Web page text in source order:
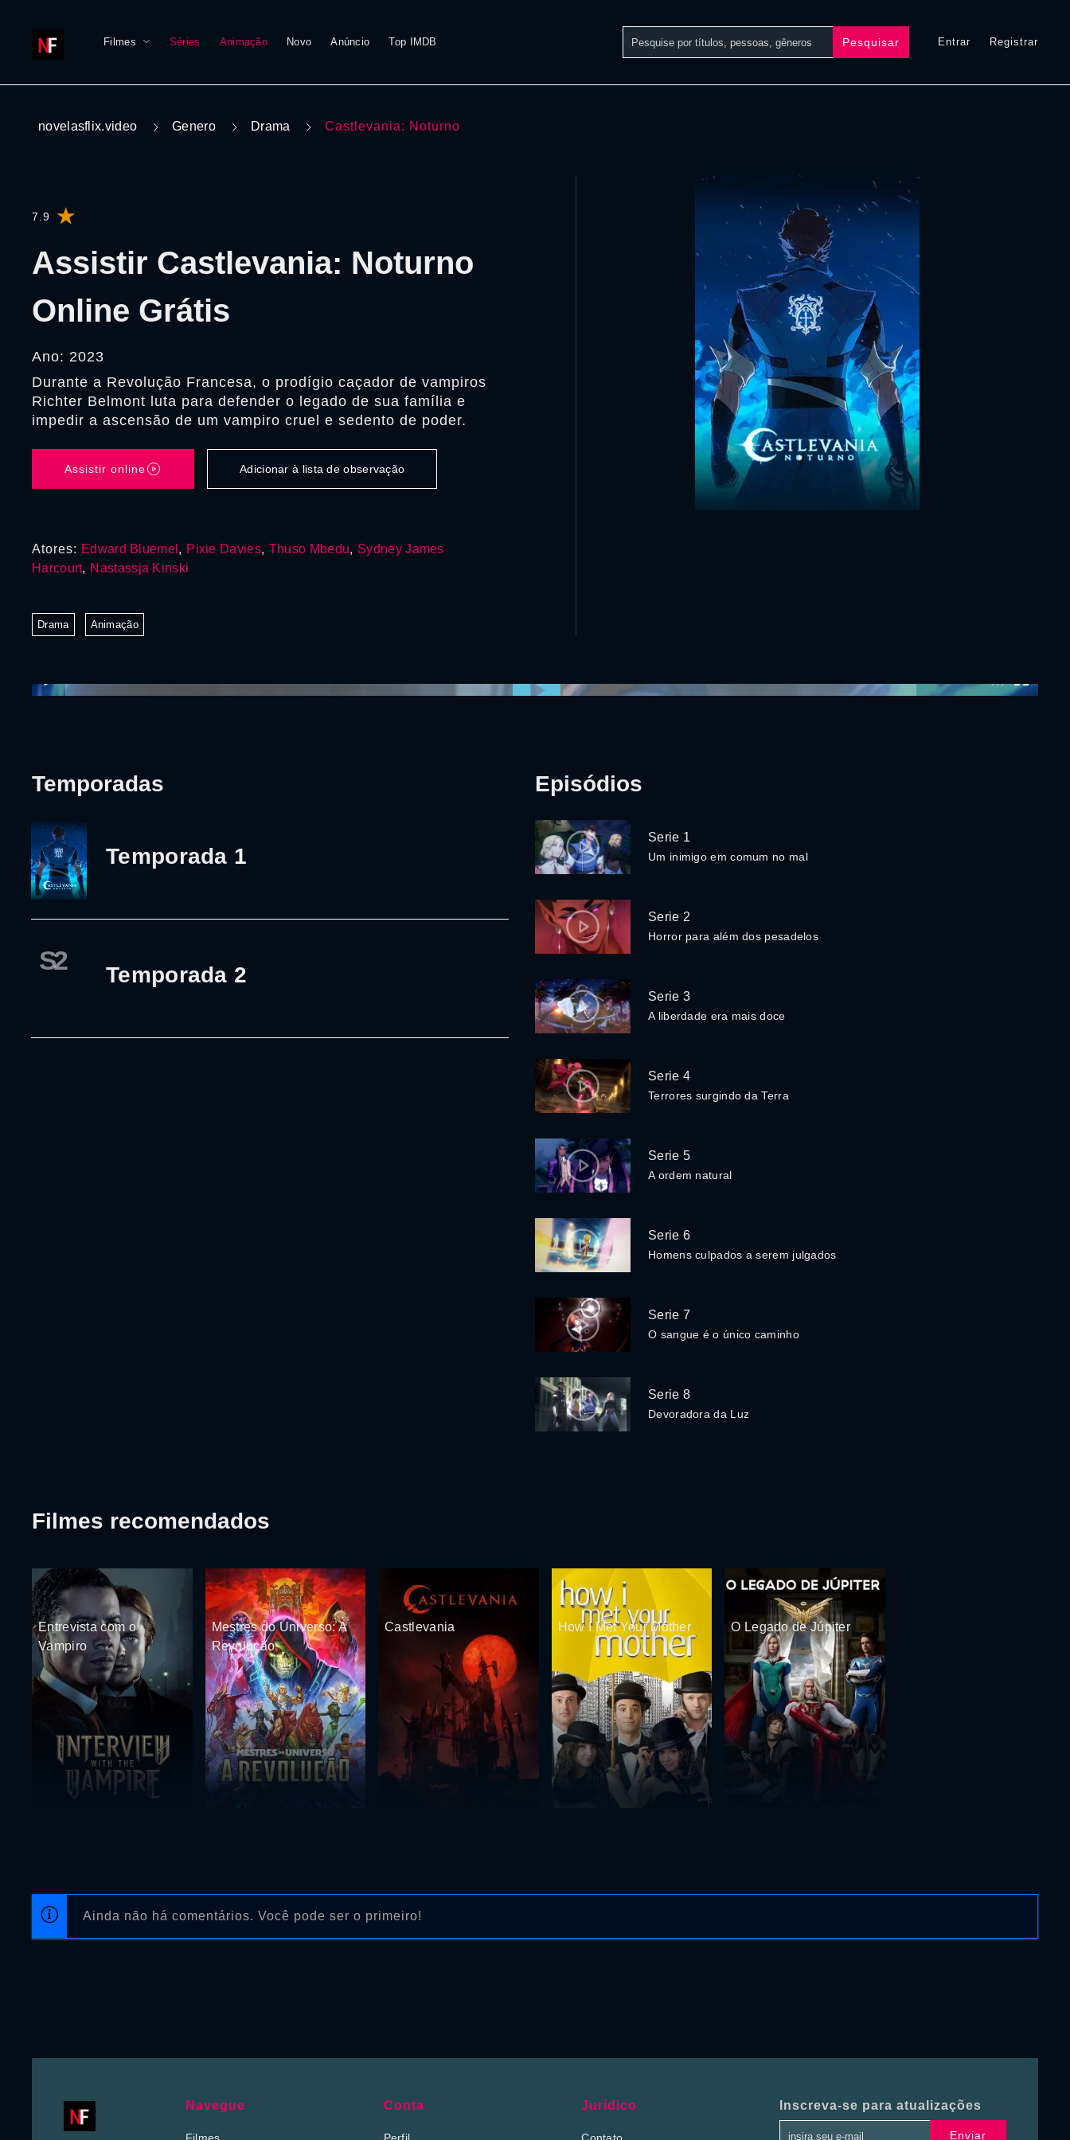
Filmes Séries Animação Novo Anúncio Top IMDB Pesquisar Entrar Registrar
novelasflix.video Genero Drama Castlevania: Noturno
7.9
Assistir Castlevania: Noturno
Online Grátis
Ano: 2023
Durante a Revolução Francesa, o prodígio caçador de vampiros
Richter Belmont luta para defender o legado de sua família e
impedir a ascensão de um vampiro cruel e sedento de poder.
Assistir online Adicionar à lista de observação
Atores: Edward Bluemel , Pixie Davies, Thuso Mbedu, Sydney James
Harcourt, Nastassja Kinski
Drama Animação
Temporadas
Temporada 1
S2 Temporada 2
Episódios
Serie 1
Um inimigo em comum no mal
Serie 2
Horror para além dos pesadelos
Serie 3
A liberdade era mais doce
Serie 4
Terrores surgindo da Terra
Serie 5
A ordem natural
Serie 6
Homens culpados a serem julgados
Serie 7
O sangue é o único caminho
Serie 8
Devoradora da Luz
Ainda não há comentários. Você pode ser o primeiro!
Filmes recomendados
Entrevista com o
Vampiro
Mestres do Universo: A
Revolução
Castlevania How I Met Your Mother O Legado de Júpiter
Navegue Conta Jurídico Inscreva-se para atualizações
Enviar